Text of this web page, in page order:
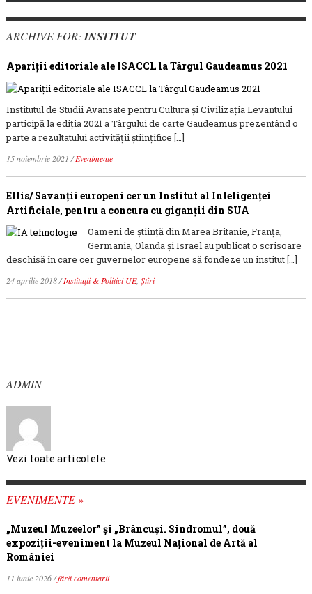
ARCHIVE FOR: INSTITUT
Apariții editoriale ale ISACCL la Târgul Gaudeamus 2021
Institutul de Studii Avansate pentru Cultura și Civilizația Levantului
participă la ediția 2021 a Târgului de carte Gaudeamus prezentând o
parte a rezultatului activității științifice […]
15 noiembrie 2021 /Evenimente
Ellis/ Savanţii europeni cer un Institut al Inteligenţei
Artificiale, pentru a concura cu giganţii din SUA
Oameni de ştiinţă din Marea Britanie, Franţa,
Germania, Olanda şi Israel au publicat o scrisoare
deschisă în care cer guvernelor europene să fondeze un institut […]
24 aprilie 2018/Instituții & Politici UE, Știri
ADMIN
Vezi toate articolele
EVENIMENTE »
„Muzeul Muzeelor” și „Brâncuși. Sindromul”, două
expoziții-eveniment la Muzeul Național de Artă al
României
11 iunie 2026 /fără comentarii